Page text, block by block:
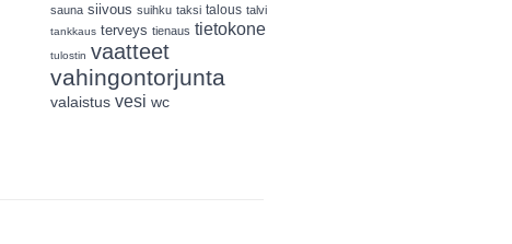
sauna siivous suihku taksi talous talvi
tankkaus terveys tienaus tietokone
tulostin vaatteet
vahingontorjunta
valaistus vesi wc